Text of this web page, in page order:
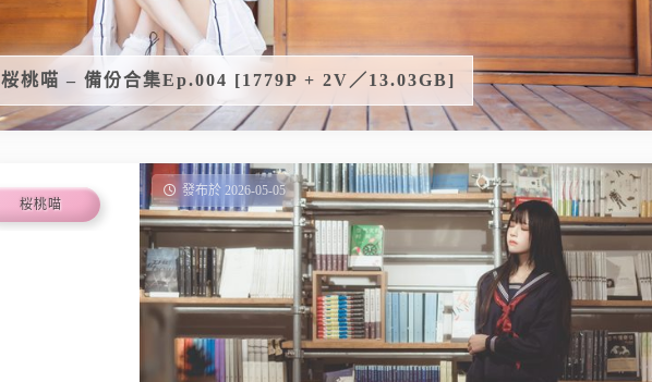
桜桃喵 – 備份合集Ep.004 [1779P + 2V／13.03GB]
發布於 2026-05-05
桜桃喵